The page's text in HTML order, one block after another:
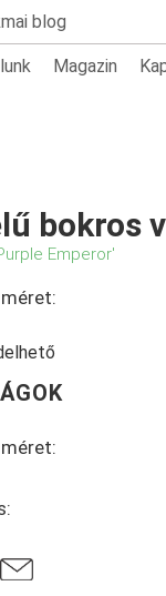
blog
Magazin
bokros
Emperor'